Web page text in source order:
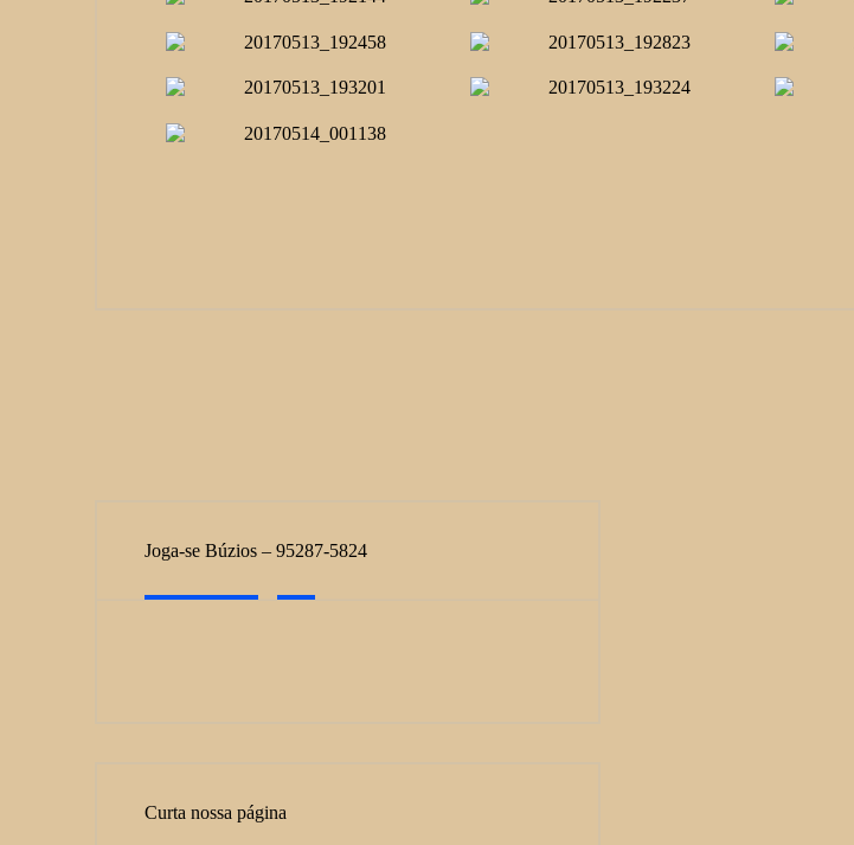
Joga-se Búzios – 95287-5824
Curta nossa página